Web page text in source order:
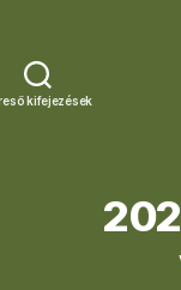
kifejezések